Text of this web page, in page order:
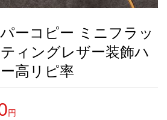
ーコピー ミニフラッ
ィングレザー装飾ハ
高リピ率
円